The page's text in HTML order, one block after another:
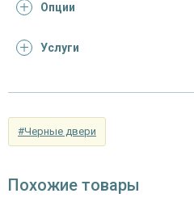
Отделка внутри
сувальдный
Опции
Услуги
#Черные двери
Похожие товары